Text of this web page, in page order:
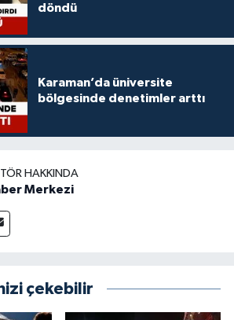
döndü
Karaman’da üniversite
bölgesinde denetimler arttı
HAKKINDA
Merkezi
çekebilir